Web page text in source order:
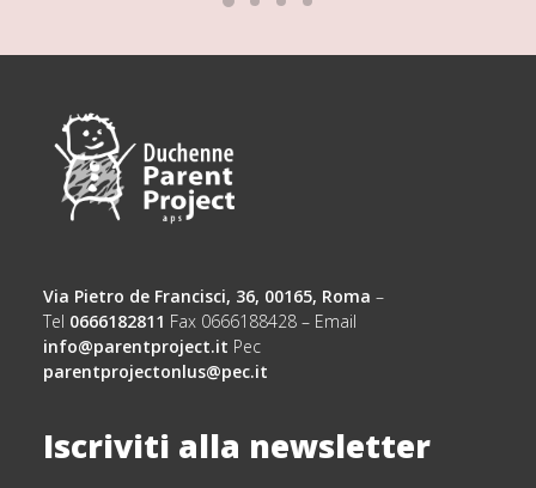
Via Pietro de Francisci, 36, 00165, Roma –
Tel 0666182811 Fax 0666188428 – Email
info@parentproject.it Pec
parentprojectonlus@pec.it
Iscriviti alla newsletter